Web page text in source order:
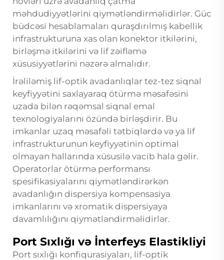
məhdudiyyətlərini qiymətləndirməlidirlər. Güc
büdcəsi hesablamaları quraşdırılmış kabellik
infrastrukturuna xas olan konektor itkilərini,
birləşmə itkilərini və lif zəifləmə
xüsusiyyətlərini nəzərə almalıdır.
İrəliləmiş lif-optik avadanlıqlar tez-tez siqnal
keyfiyyətini saxlayaraq ötürmə məsafəsini
uzada bilən rəqəmsal siqnal emal
texnologiyalarını özündə birləşdirir. Bu
imkanlar uzaq məsafəli tətbiqlərdə və ya lif
infrastrukturunun keyfiyyətinin optimal
olmayan hallarında xüsusilə vacib hala gəlir.
Operatorlar ötürmə performansı
spesifikasiyalarını qiymətləndirərkən
avadanlığın dispersiya kompensasiya
imkanlarını və xromatik dispersiyaya
davamlılığını qiymətləndirməlidirlər.
Port Sıxlığı və İnterfeys Elastikliyi
Port sıxlığı konfiqurasiyaları, lif-optik